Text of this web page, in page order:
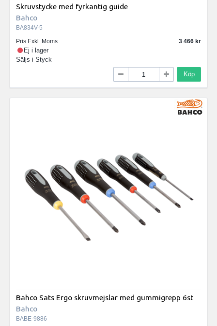
Skruvstycke med fyrkantig guide
Bahco
BA834V-5
Pris Exkl. Moms
3 466
Ej i lager
Säljs i Styck
Köp
Bahco Sats Ergo skruvmejslar med gummigrepp 6st
Bahco
BABE-9886